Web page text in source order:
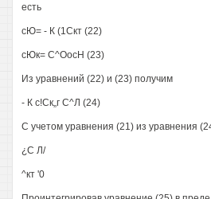
есть
сЮ= - К (1Скт (22)
сЮк= С^ОосН (23)
Из уравнений (22) и (23) получим
- К с!Ск„г С^Л (24)
С учетом уравнения (21) из уравнения
¿С Л/
^кт '0